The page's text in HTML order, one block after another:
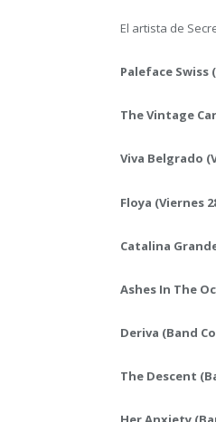
El artista de
Paleface Swiss
The Vintage
Viva Belgrado
Floya (Viernes
Catalina
Ashes In The
Deriva (Band
The Descent